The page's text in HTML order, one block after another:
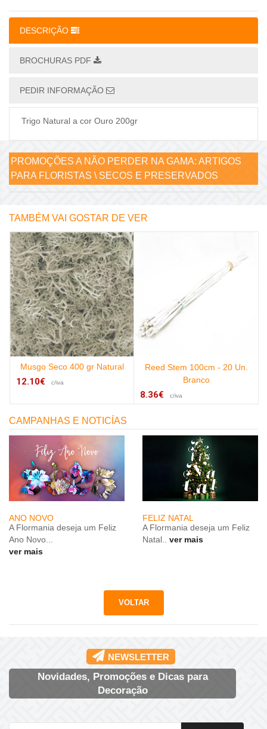
DESCRIÇÃO
BROCHURAS PDF
PEDIR INFORMAÇÃO
Trigo Natural a cor Ouro 200gr
PROMOÇÕES A NÃO PERDER NA GAMA: ARTIGOS
PARA FLORISTAS \ SECOS E PRESERVADOS
TAMBÉM VAI GOSTAR DE VER
Musgo Seco 400 gr Natural
12.10€ c/iva
Reed Stem 100cm - 20 Un.
Branco
8.36€ c/iva
CAMPANHAS E NOTICÍAS
ANO NOVO
A Flormania deseja um Feliz
Ano Novo...
ver mais
FELIZ NATAL
A Flormania deseja um Feliz
Natal..
ver mais
NEWSLETTER
Novidades, Promoções e Dicas para
Decoração